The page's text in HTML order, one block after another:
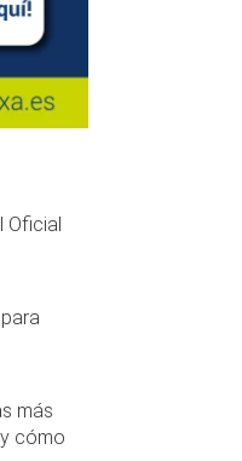
Oficial
más
cómo